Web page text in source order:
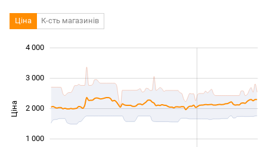
Ціна К-сть магазинів
Ціна 1 000
1 000
2 000
3 000
4 000